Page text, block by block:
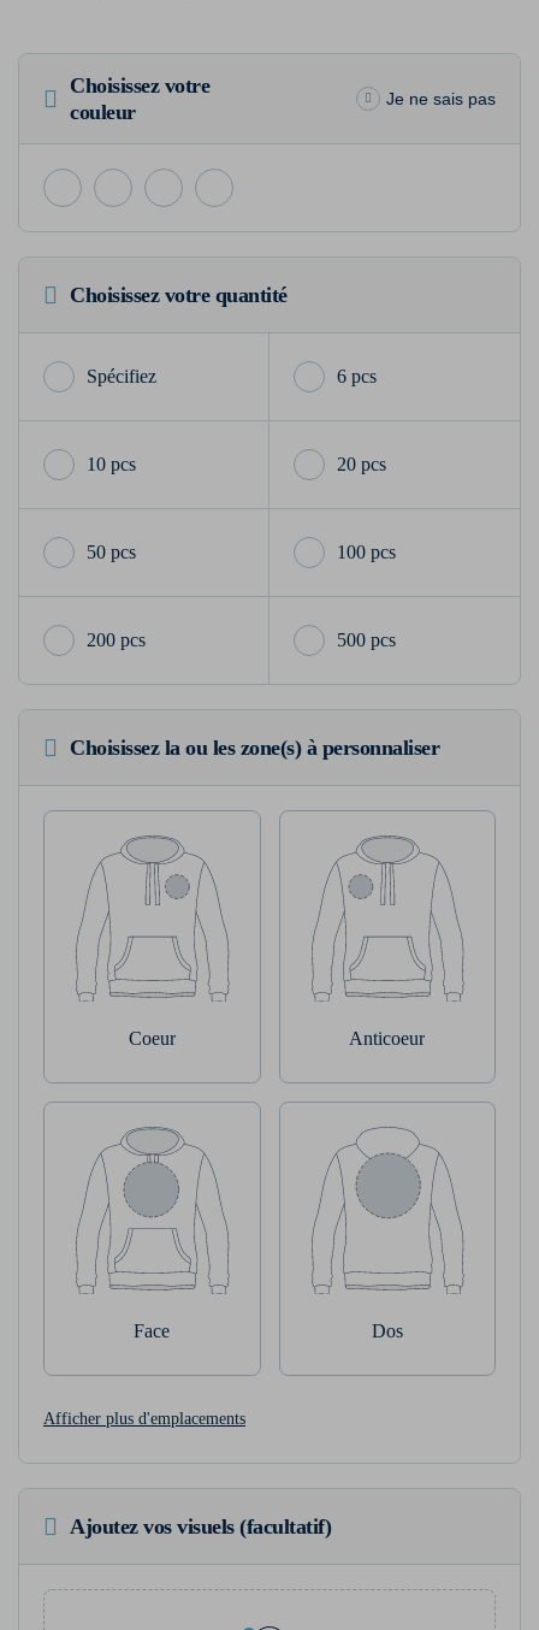
Choisissez votre
couleur
Je ne sais pas
Choisissez votre quantité
6 pcs
10 pcs 20 pcs
50 pcs 100 pcs
200 pcs 500 pcs
Choisissez la ou les zone(s) à personnaliser
Coeur Anticoeur
Face Dos
Afficher plus d'emplacements
Ajoutez vos visuels (facultatif)